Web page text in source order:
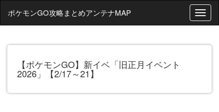
T
o
g
v
ポケモンGO攻略まとめアンテナMAP
【ポケモンGO】新イベ「旧正月イベント
2026」【2/17～21】